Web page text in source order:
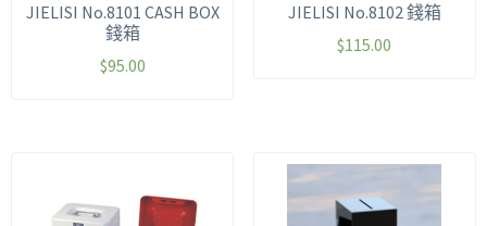
JIELISI No.8101 CASH BOX
錢箱
$95.00
JIELISI No.8102 錢箱
$115.00